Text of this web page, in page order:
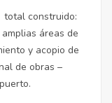
total construido:
áreas de
y acopio de
de obras –